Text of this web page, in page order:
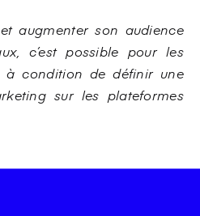
augmenter son audience
c’est possible pour les
à condition de définir une
sur les plateformes